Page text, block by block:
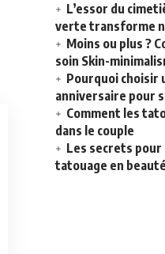
L’essor du
verte transforme
Moins ou plus ?
soin Skin-
Pourquoi choisir
anniversaire pour
Comment les
dans le couple
Les secrets pour
tatouage en beauté